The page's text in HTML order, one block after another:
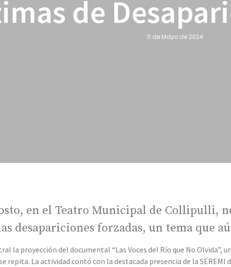
de
11 de Mayo de 2024
en el Teatro Municipal de Collipulli,
desapariciones forzadas, un tema que
la proyección del documental “Las Voces del Río que No Olvida”,
repita. La actividad contó con la destacada presencia de la